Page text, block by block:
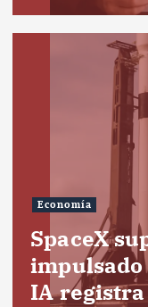
Economía
SpaceX
IA